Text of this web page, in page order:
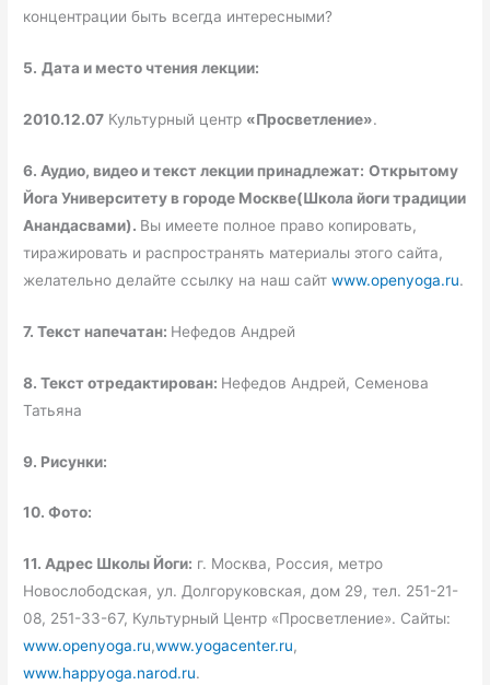
концентрации быть всегда интересными?
5. Дата и место чтения лекции:
2010.12.07 Культурный центр «Просветление».
6. Аудио, видео и текст лекции принадлежат: Открытому
Йога Университету в городе Москве(Школа йоги традиции
Анандасвами). Вы имеете полное право копировать,
тиражировать и распространять материалы этого сайта,
желательно делайте ссылку на наш сайтwww.openyoga.ru.
7. Текст напечатан: Нефедов Андрей
8. Текст отредактирован: Нефедов Андрей, Семенова
Татьяна
9. Рисунки:
10. Фото:
11. Адрес Школы Йоги: г. Москва, Россия, метро
Новослободская, ул. Долгоруковская, дом 29, тел. 251-21-
08, 251-33-67, Культурный Центр «Просветление». Сайты:
www.openyoga.ru,www.yogacenter.ru,
www.happyoga.narod.ru.